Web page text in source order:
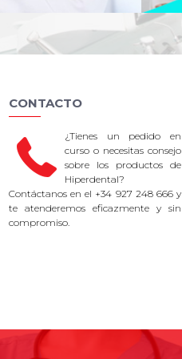
CONTACTO
¿Tienes un pedido en
curso o necesitas consejo
sobre los productos de
Hiperdental?
Contáctanos en el +34 927 248 666 y
te atenderemos eficazmente y sin
compromiso.